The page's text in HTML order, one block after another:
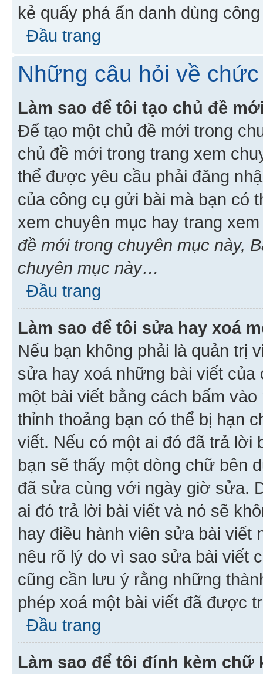
kẻ quấy phá ẩn danh dùng
Đầu trang
Những câu hỏi về
Làm sao để tôi tạo chủ đề
Để tạo một chủ đề mới trong
chủ đề mới trong trang xem
thể được yêu cầu phải đăng
của công cụ gửi bài mà bạn có
xem chuyên mục hay trang
đề mới trong chuyên mục này,
chuyên mục này…
Đầu trang
Làm sao để tôi sửa hay xoá
Nếu bạn không phải là quản trị
sửa hay xoá những bài viết
một bài viết bằng cách bấm
thỉnh thoảng bạn có thể bị hạn
viết. Nếu có một ai đó đã trả lời
bạn sẽ thấy một dòng chữ bên
đã sửa cùng với ngày giờ sửa.
ai đó trả lời bài viết và nó sẽ
hay điều hành viên sửa bài viết
nêu rõ lý do vì sao sửa bài viết
cũng cần lưu ý rằng những
phép xoá một bài viết đã được
Đầu trang
Làm sao để tôi đính kèm chữ